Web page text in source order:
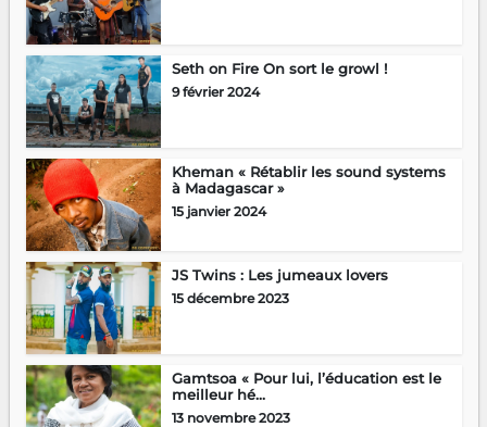
Seth on Fire On sort le growl !
9 février 2024
Kheman « Rétablir les sound systems
à Madagascar »
15 janvier 2024
JS Twins : Les jumeaux lovers
15 décembre 2023
Gamtsoa « Pour lui, l’éducation est le
meilleur hé...
13 novembre 2023